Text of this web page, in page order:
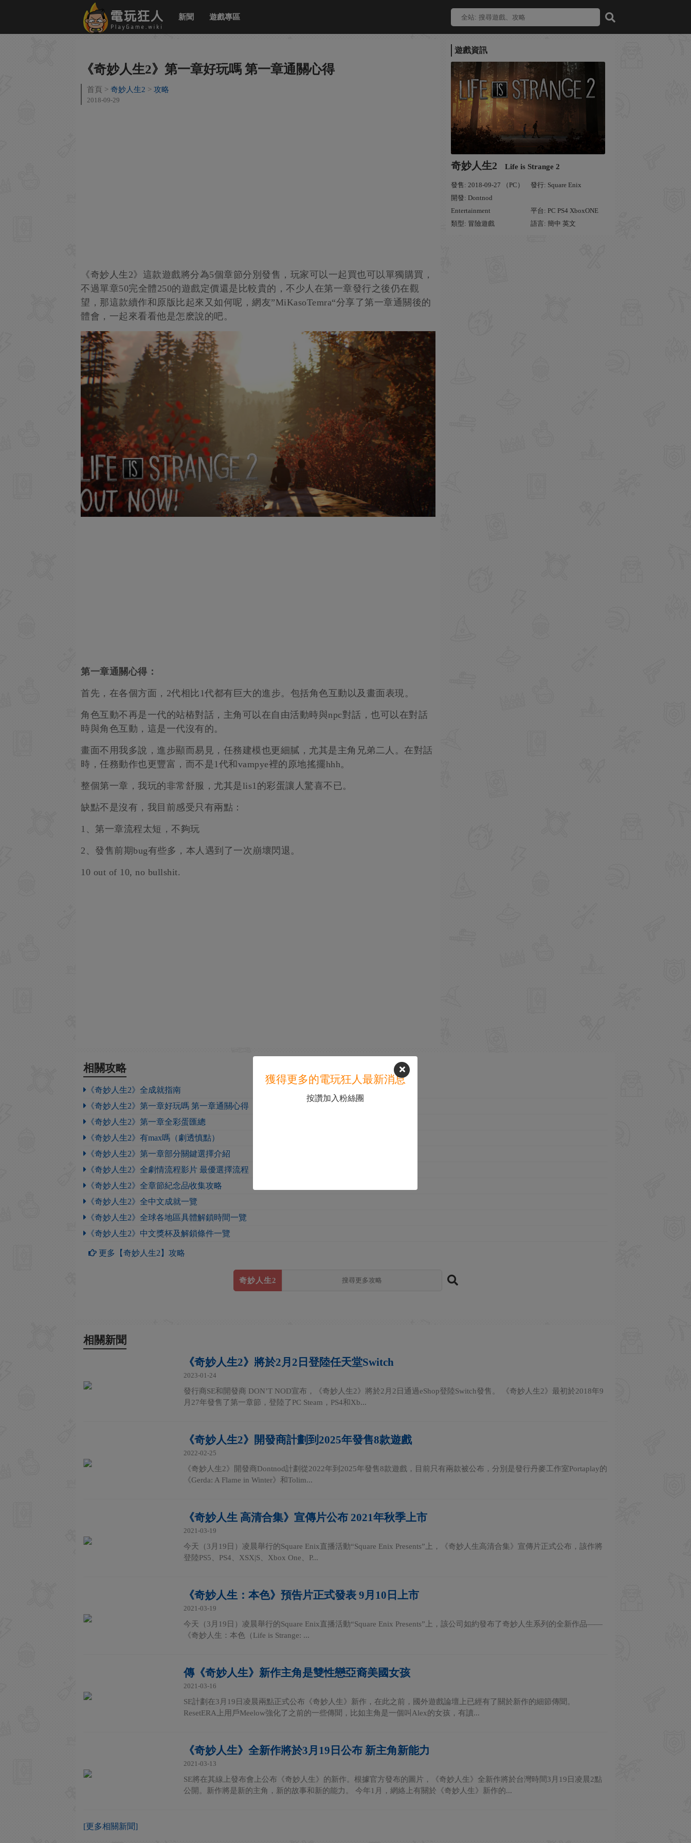
新聞 遊戲專區
遊戲資訊
奇妙人生2 Life is Strange 2
發售: 2018-09-27 （PC）
發行: Square Enix
開發: Dontnod
Entertainment
平台: PC PS4 XboxONE
類型: 冒險遊戲
語言: 簡中 英文
《奇妙人生2》第一章好玩嗎 第一章通關心得
首頁 奇妙人生2 攻略
2018-09-29
《奇妙人生2》這款遊戲將分為5個章節分別發售，玩家可以一起買也可以單獨購買，
不過單章50完全體250的遊戲定價還是比較貴的，不少人在第一章發行之後仍在觀
望，那這款續作和原版比起來又如何呢，網友”MiKasoTemra“分享了第一章通關後的
體會，一起來看看他是怎麽說的吧。
第一章通關心得：
首先，在各個方面，2代相比1代都有巨大的進步。包括角色互動以及畫面表現。
角色互動不再是一代的站樁對話，主角可以在自由活動時與npc對話，也可以在對話
時與角色互動，這是一代沒有的。
畫面不用我多說，進步顯而易見，任務建模也更細膩，尤其是主角兄弟二人。在對話
時，任務動作也更豐富，而不是1代和vampye裡的原地搖擺hhh。
整個第一章，我玩的非常舒服，尤其是lis1的彩蛋讓人驚喜不已。
缺點不是沒有，我目前感受只有兩點：
1、第一章流程太短，不夠玩
2、發售前期bug有些多，本人遇到了一次崩壞閃退。
10 out of 10, no bullshit.
相關攻略
《奇妙人生2》全成就指南
《奇妙人生2》第一章好玩嗎 第一章通關心得
《奇妙人生2》第一章全彩蛋匯總
《奇妙人生2》有max嗎（劇透慎點）
《奇妙人生2》第一章部分關鍵選擇介紹
《奇妙人生2》全劇情流程影片 最優選擇流程
《奇妙人生2》全章節紀念品收集攻略
《奇妙人生2》全中文成就一覽
《奇妙人生2》全球各地區具體解鎖時間一覽
《奇妙人生2》中文獎杯及解鎖條件一覽
更多【奇妙人生2】攻略
奇妙人生2
相關新聞
《奇妙人生2》將於2月2日登陸任天堂Switch
2023-01-24
發行商SE和開發商 DON’T NOD宣布，《奇妙人生2》將於2月2日通過eShop登陸Switch發售。 《奇妙人生2》最初於2018年9
月27年發售了第一章節，登陸了PC Steam，PS4和Xb...
《奇妙人生2》開發商計劃到2025年發售8款遊戲
2022-02-25
《奇妙人生2》開發商Dontnod計劃從2022年到2025年發售8款遊戲，目前只有兩款被公布，分別是發行丹麥工作室Portaplay的
《Gerda: A Flame in Winter》和Tolim...
《奇妙人生 高清合集》宣傳片公布 2021年秋季上市
2021-03-19
今天（3月19日）凌晨舉行的Square Enix直播活動“Square Enix Presents”上，《奇妙人生高清合集》宣傳片正式公布，該作將
登陸PS5、PS4、XSX|S、Xbox One、P...
《奇妙人生：本色》預告片正式發表 9月10日上市
2021-03-19
今天（3月19日）凌晨舉行的Square Enix直播活動“Square Enix Presents”上，該公司如約發布了奇妙人生系列的全新作品——
《奇妙人生：本色（Life is Strange: ...
傳《奇妙人生》新作主角是雙性戀亞裔美國女孩
2021-03-16
SE計劃在3月19日凌晨兩點正式公布《奇妙人生》新作，在此之前，國外遊戲論壇上已經有了關於新作的細節傳聞。
ResetERA上用戶Meelow強化了之前的一些傳聞，比如主角是一個叫Alex的女孩，有讀...
《奇妙人生》全新作將於3月19日公布 新主角新能力
2021-03-13
SE將在其線上發布會上公布《奇妙人生》的新作。根據官方發布的圖片，《奇妙人生》全新作將於台灣時間3月19日凌晨2點
公開。新作將是新的主角，新的故事和新的能力。 今年1月，網絡上有關於《奇妙人生》新作的...
[更多相關新聞]
獲得更多的電玩狂人最新消息
按讚加入粉絲團